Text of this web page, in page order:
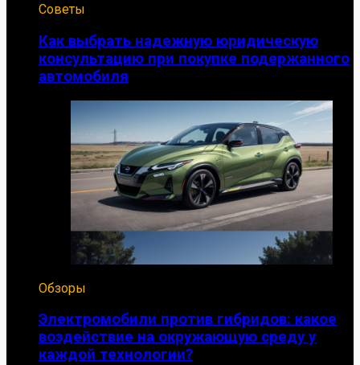
Советы
Как выбрать надежную юридическую
консультацию при покупке подержанного
автомобиля
Обзоры
Электромобили против гибридов: какое
воздействие на окружающую среду у
каждой технологии?